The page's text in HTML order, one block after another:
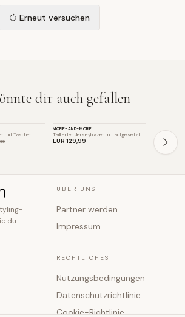
Erneut versuchen
dir auch gefallen
mit Taschen
,99
MORE-AND-MORE
Taillierter Jerseyblazer mit aufgesetzt…
EUR 129,99 EUR 65
du
ÜBER UNS
Partner werden
Impressum
RECHTLICHES
Nutzungsbedingungen
Datenschutzrichtlinie
Cookie-Richtlinie